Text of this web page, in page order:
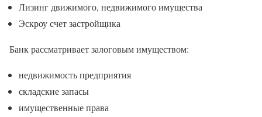
Лизинг движимого, недвижимого имущества
Эскроу счет застройщика
Банк рассматривает залоговым имуществом:
недвижимость предприятия
складские запасы
имущественные права